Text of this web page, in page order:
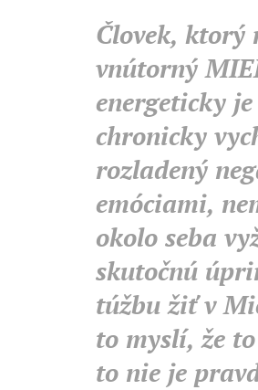
Človek, ktorý
vnútorný
energeticky je
chronicky
rozladený
emóciami,
okolo seba
skutočnú
túžbu žiť v
to myslí, že
to nie je